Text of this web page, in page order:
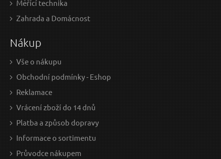
Sada na opravu závitů MECHANIC THREAD SET 88,
668.6 Kč bez DPH
Měřící technika
Zahrada a Domácnost
Nákup
Vše o nákupu
Obchodní podmínky - Eshop
Reklamace
Vrácení zboží do 14 dnů
Platba a způsob dopravy
Informace o sortimentu
Průvodce nákupem